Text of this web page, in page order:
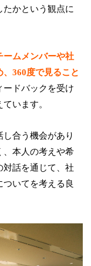
たかという観点に
ームメンバーや社
360度で見ること
ードバックを受け
います。
合う機会があり
、本人の考えや希
対話を通じて、社
ついてを考える良